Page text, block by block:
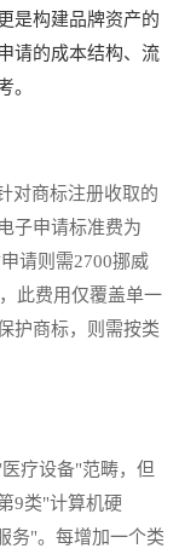
是构建品牌资产的
请的成本结构、流
。
对商标注册收取的
子申请标准费为
请则需2700挪威
此费用仅覆盖单一
护商标，则需按类
疗设备"范畴，但
9类"计算机硬
务"。每增加一个类